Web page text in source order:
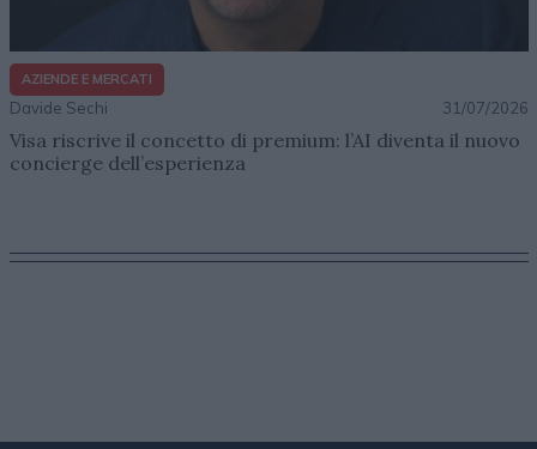
AZIENDE E MERCATI
Davide Sechi 31/07/2026
Visa riscrive il concetto di premium: l’AI diventa il nuovo
concierge dell’esperienza